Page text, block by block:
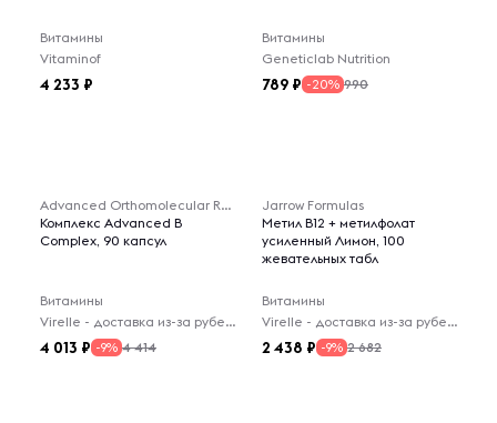
Витамины
Vitaminof
4 233
Витамины
Geneticlab Nutrition
789 -20% 990
Advanced Orthomolecular Research AOR
Комплекс Advanced B
Complex, 90 капсул
Витамины
Virelle - доставка из-за рубежа
4 013 -9% 4 414
Jarrow Formulas
Метил B12 + метилфолат
усиленный Лимон, 100
жевательных табл
Витамины
Virelle - доставка из-за рубежа
2 438 -9% 2 682